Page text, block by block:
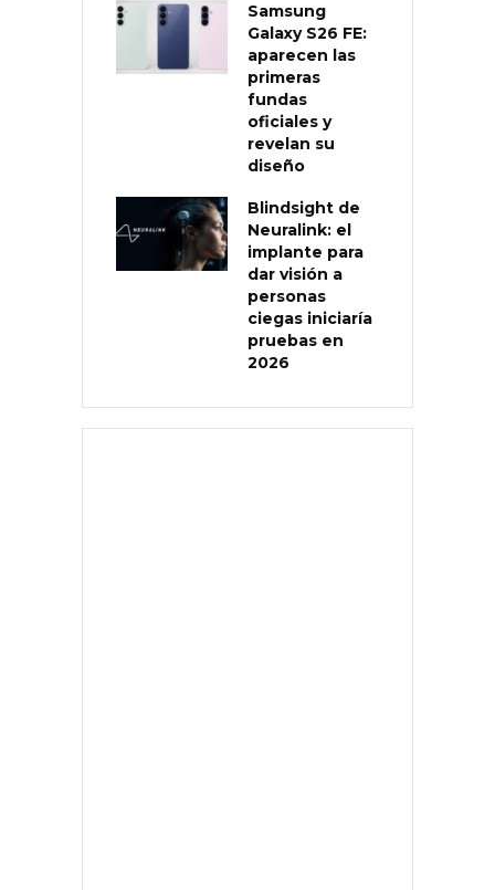
Samsung
Galaxy S26 FE:
aparecen las
primeras
fundas
oficiales y
revelan su
diseño
Blindsight de
Neuralink: el
implante para
dar visión a
personas
ciegas iniciaría
pruebas en
2026